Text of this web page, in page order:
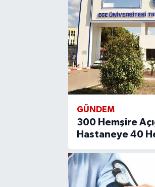
GÜNDEM
300 Hemşire
Hastaneye 40